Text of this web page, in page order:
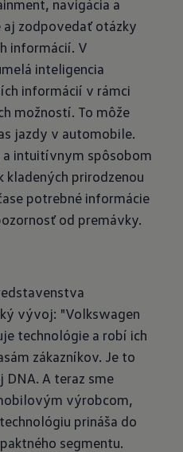
navigácia a
zodpovedať otázky
informácií. V
inteligencia
informácií v rámci
možností. To môže
jazdy v automobile.
a intuitívnym spôsobom
prirodzenou
potrebné informácie
od premávky.
vývoj: "Volkswagen
technológie a robí ich
zákazníkov. Je to
DNA. A teraz sme
výrobcom,
prináša do
segmentu.